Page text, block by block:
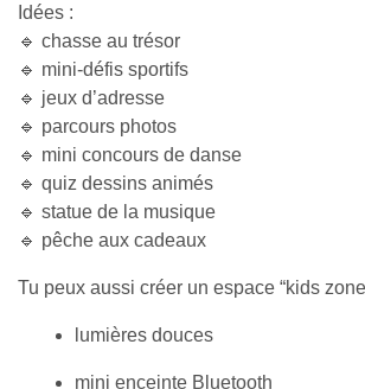
Idées :
🔹 chasse au trésor
🔹 mini-défis sportifs
🔹 jeux d’adresse
🔹 parcours photos
🔹 mini concours de danse
🔹 quiz dessins animés
🔹 statue de la musique
🔹 pêche aux cadeaux
Tu peux aussi créer un espace “kids
lumières douces
mini enceinte Bluetooth